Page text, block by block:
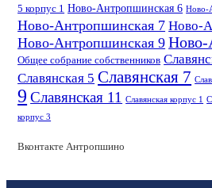
5 корпус 1 Ново-Антропшинская 6 Ново-
Ново-Антропшинская 7 Ново-
Ново-Антропшинская 9 Ново-
Общее собрание собственников
Славянская 5 Славянская 7
9 Славянская 11 Славянская корпус 1
корпус 3
Вконтакте Антропшино